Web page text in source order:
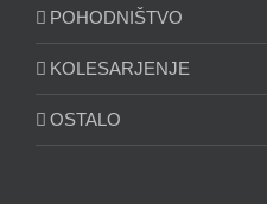
POHODNIŠTVO
KOLESARJENJE
OSTALO